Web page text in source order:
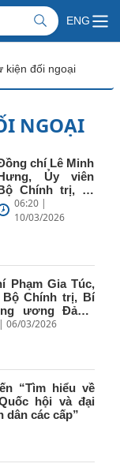
ENG
kiện đối ngoại
NGOẠI
chí Lê Minh
Ủy viên
Chính trị, Bí
Trung ương
Trưởng
06:20 |
10/03/2026
Phạm Gia Túc,
Bộ Chính trị, Bí
ương Đảng,
phòng Trung
06/03/2026
“Tìm hiểu về
hội và đại
dân các cấp”